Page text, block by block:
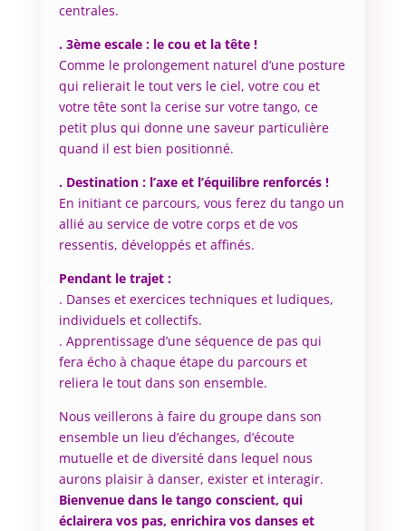
centrales.
. 3ème escale : le cou et la tête !
Comme le prolongement naturel d’une posture
qui relierait le tout vers le ciel, votre cou et
votre tête sont la cerise sur votre tango, ce
petit plus qui donne une saveur particulière
quand il est bien positionné.
. Destination : l’axe et l’équilibre renforcés !
En initiant ce parcours, vous ferez du tango un
allié au service de votre corps et de vos
ressentis, développés et affinés.
Pendant le trajet :
. Danses et exercices techniques et ludiques,
individuels et collectifs.
. Apprentissage d’une séquence de pas qui
fera écho à chaque étape du parcours et
reliera le tout dans son ensemble.
Nous veillerons à faire du groupe dans son
ensemble un lieu d’échanges, d’écoute
mutuelle et de diversité dans lequel nous
aurons plaisir à danser, exister et interagir.
Bienvenue dans le tango conscient, qui
éclairera vos pas, enrichira vos danses et